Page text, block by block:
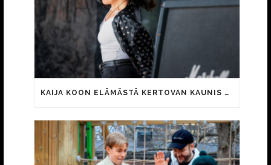
KAIJA KOON ELÄMÄSTÄ KERTOVAN KAUNIS RIETAS ONNELLINEN -ELOKUVAN TRAILER JULKI